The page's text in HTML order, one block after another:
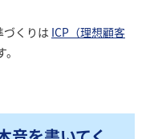
づくりは ICP（理想顧客